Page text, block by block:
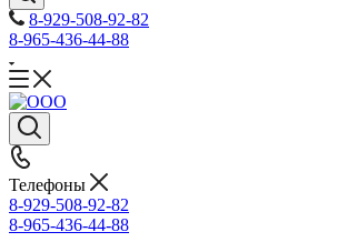
8-929-508-92-82
8-965-436-44-88
Телефоны
8-929-508-92-82
8-965-436-44-88